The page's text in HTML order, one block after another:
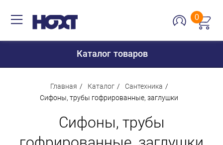
0
Каталог товаров
Главная Каталог
Сантехника
Сифоны, трубы гофрированные, заглушки
Сифоны, трубы